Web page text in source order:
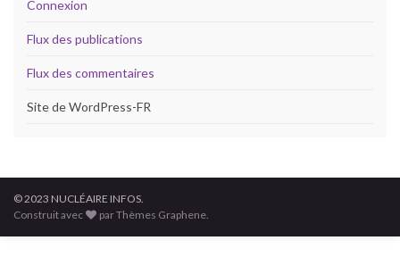
Connexion
Flux des publications
Flux des commentaires
Site de WordPress-FR
© 2023 NUCLÉAIRE INFOS.
Construit avec
par Thèmes Graphene.